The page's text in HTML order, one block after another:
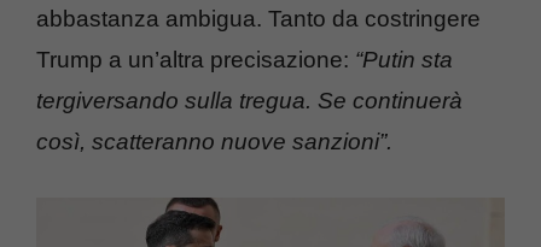
abbastanza ambigua. Tanto da costringere
Trump a un’altra precisazione: “Putin sta
tergiversando sulla tregua. Se continuerà
così, scatteranno nuove sanzioni”.